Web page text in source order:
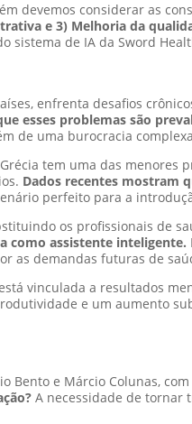
devemos considerar as
e 3) Melhoria da
sistema de IA da Sword
enfrenta desafios
esses problemas são
de uma burocracia
tem uma das menores
Dados recentes mostram
perfeito para a
os profissionais de
como assistente inteligente.
as demandas futuras de
vinculada a resultados
e um aumento
Bento e Márcio Colunas,
A necessidade de tornar